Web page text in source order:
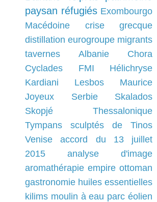
paysan réfugiés Exombourgo
Macédoine
crise grecque
distillation eurogroupe migrants
tavernes
Albanie
Chora
Cyclades
FMI
Hélichryse
Kardiani
Lesbos
Maurice
Joyeux
Serbie
Skalados
Skopjé
Thessalonique
Tympans sculptés de Tinos
Venise
accord du 13 juillet
2015
analyse d'image
aromathérapie empire ottoman
gastronomie huiles essentielles
kilims moulin à eau parc éolien